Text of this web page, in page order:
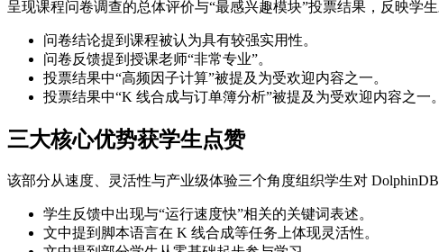
呈现课程问卷调查的总体评价与“最感兴趣模块”投票结果，反映学
问卷结论提到课程被认为具有较强实用性。
问卷反馈提到授课老师“非常专业”。
投票结果中“高频因子计算”被提及为受欢迎内容之一。
投票结果中“K 线合成与订单簿分析”被提及为受欢迎内容之一。
三大核心优势获学生点赞
该部分从速度、灵活性与产业级体验三个角度组织学生对 DolphinDB
学生反馈中出现与“运行速度快”相关的关键词表述。
文中提到脚本语言在 K 线合成等任务上体现灵活性。